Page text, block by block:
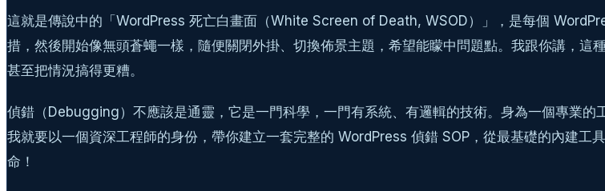
這就是傳說中的「WordPress 死亡白畫面（White Screen of Death, WSOD）」，是每個
措，然後開始像無頭蒼蠅一樣，隨便關閉外掛、切換佈景主題，希望能矇中問題點。我跟你講，
甚至把情況搞得更糟。
偵錯（Debugging）不應該是通靈，它是一門科學，一門有系統、有邏輯的技術。身為一個專業的
我就要以一個資深工程師的身份，帶你建立一套完整的 WordPress 偵錯 SOP，從最基礎的內建
命！